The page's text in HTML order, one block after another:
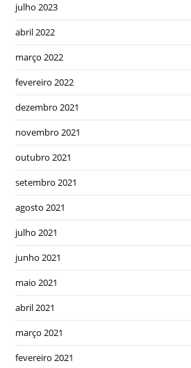
julho 2023
abril 2022
março 2022
fevereiro 2022
dezembro 2021
novembro 2021
outubro 2021
setembro 2021
agosto 2021
julho 2021
junho 2021
maio 2021
abril 2021
março 2021
fevereiro 2021